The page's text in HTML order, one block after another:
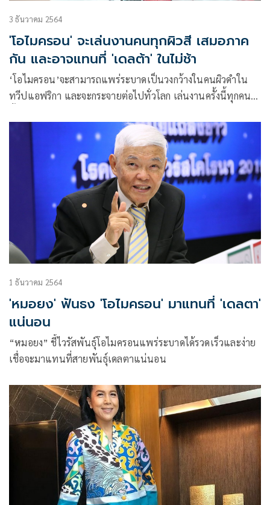
3 ธันวาคม 2564
'โอไมครอน' จะเล่นงานคนทุกผิวสี เสมอภาค
กัน และอาจแทนที่ 'เดลต้า' ในไม่ช้า
‘โอไมครอน’จะสามารถแพร่ระบาดเป็นวงกว้างในคนผิวดำใน
ทวีปแอฟริกา และจะกระจายต่อไปทั่วโลก เล่นงานครั้งนี้ทุกคน
สายพันธุ์เดลต้าในไม่ช้า
1 ธันวาคม 2564
'หมอยง' ฟันธง 'โอไมครอน' มาแทนที่ 'เดลตา'
แน่นอน
“หมอยง” ชี้ไวรัสพันธุ์โอไมครอนแพร่ระบาดได้รวดเร็วและง่าย
เชื่อจะมาแทนที่สายพันธุ์เดลตาแน่นอน